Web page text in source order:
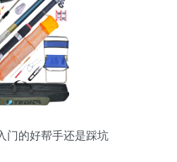
门的好帮手还是踩坑